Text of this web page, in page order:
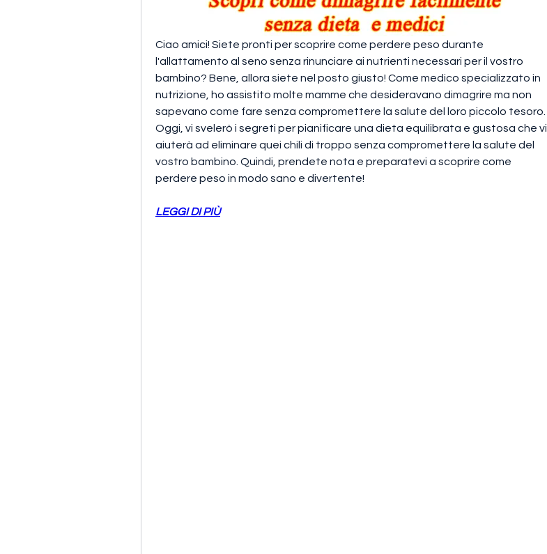
Ciao amici! Siete pronti per scoprire come perdere peso durante
l'allattamento al seno senza rinunciare ai nutrienti necessari per il vostro
bambino? Bene, allora siete nel posto giusto! Come medico specializzato in
nutrizione, ho assistito molte mamme che desideravano dimagrire ma non
sapevano come fare senza compromettere la salute del loro piccolo tesoro.
Oggi, vi svelerò i segreti per pianificare una dieta equilibrata e gustosa che vi
aiuterà ad eliminare quei chili di troppo senza compromettere la salute del
vostro bambino. Quindi, prendete nota e preparatevi a scoprire come
perdere peso in modo sano e divertente!
LEGGI DI PIÙ